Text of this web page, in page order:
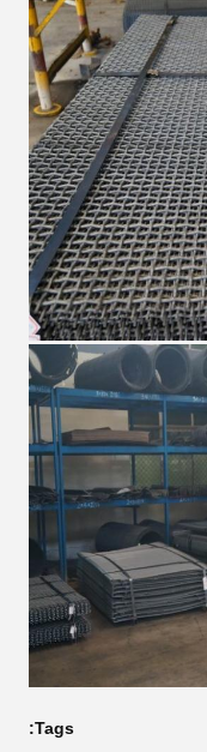
Tags: